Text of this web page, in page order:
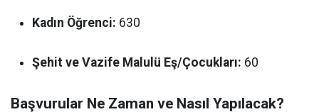
Kadın Öğrenci: 630
Şehit ve Vazife Malulü Eş/Çocukları: 60
Başvurular Ne Zaman ve Nasıl Yapılacak?